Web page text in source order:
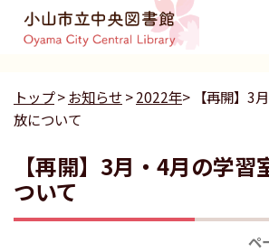
トップ>お知らせ>2022年> 【再開】3
放について
【再開】3月・4月の学習
ついて
ペ